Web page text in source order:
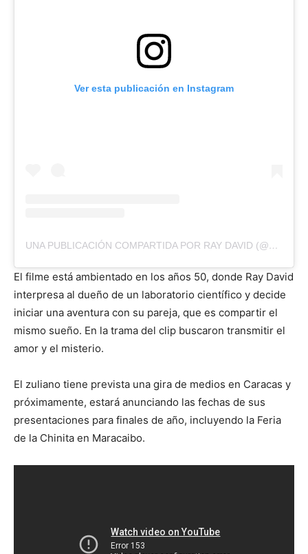
Ver esta publicación en Instagram
UNA PUBLICACIÓN COMPARTIDA POR RAY DAVID (@RAYDAVIDOFICIAL)
El filme está ambientado en los años 50, donde Ray David
interpresa al dueño de un laboratorio científico y decide
iniciar una aventura con su pareja, que es compartir el
mismo sueño. En la trama del clip buscaron transmitir el
amor y el misterio.
El zuliano tiene prevista una gira de medios en Caracas y
próximamente, estará anunciando las fechas de sus
presentaciones para finales de año, incluyendo la Feria
de la Chinita en Maracaibo.